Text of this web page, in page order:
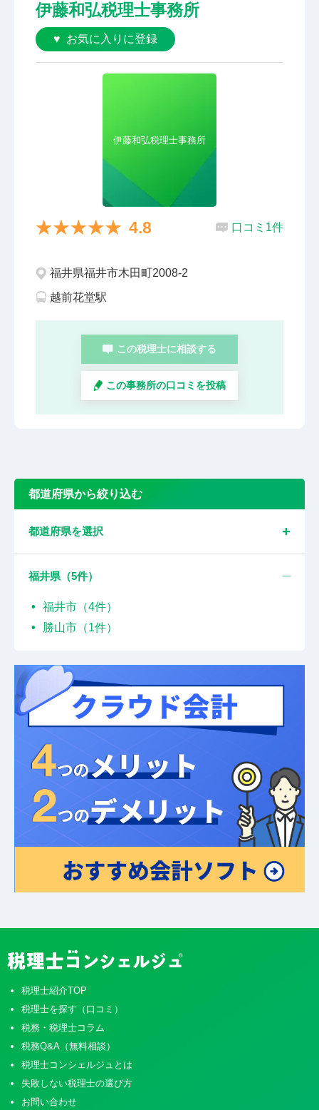
伊藤和弘税理士事務所
お気に入りに登録
伊藤和弘税理士事務所
4.8 口コミ1件
福井県福井市木田町2008-2
越前花堂駅
この税理士に相談する
この事務所の口コミを投稿
都道府県から絞り込む
都道府県を選択
福井県（5件）
福井市（4件）
勝山市（1件）
税理士紹介TOP
税理士を探す（口コミ）
税務・税理士コラム
税務Q&A（無料相談）
税理士コンシェルジュとは
失敗しない税理士の選び方
お問い合わせ